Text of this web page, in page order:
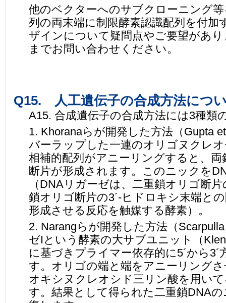
他のベクターへのサブクローニング
列の両末端に制限酵素認識配列を付
ザインについて疑問点やご要望があ
までお問い合わせください。
Q15. 人工遺伝子の合成方法につ
A15. 合成遺伝子の合成方法には3種類
1. Khoranaらが開発した方法（Gupta
バーラップした一連のオリゴヌクレ
相補的配列がアニーリングすると、
断片が形成されます。このニックを
（DNAリガーゼは、二重鎖オリゴ断
鎖オリゴ断片の3´-ヒドロキシ末端と
形成させる反応を触媒する酵素）。
2. Narangらが開発した方法（
ゼIという酵素の大サブユニット（
に基づきプライマー依存的に5´から
す。オリゴの端と端をアニーリング
オキシヌクレオシド三リン酸を用い
す。結果として得られた二重鎖DNA